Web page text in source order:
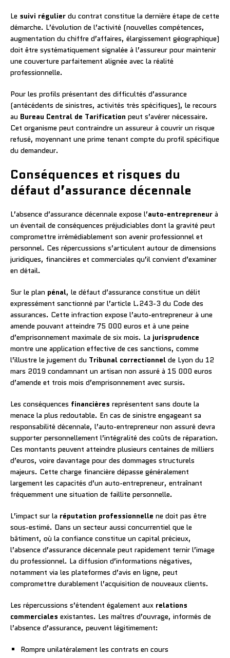
Le suivi régulier du contrat constitue la dernière étape de cette
démarche. L’évolution de l’activité (nouvelles compétences,
augmentation du chiffre d’affaires, élargissement géographique)
doit être systématiquement signalée à l’assureur pour maintenir
une couverture parfaitement alignée avec la réalité
professionnelle.
Pour les profils présentant des difficultés d’assurance
(antécédents de sinistres, activités très spécifiques), le recours
au Bureau Central de Tarification peut s’avérer nécessaire.
Cet organisme peut contraindre un assureur à couvrir un risque
refusé, moyennant une prime tenant compte du profil spécifique
du demandeur.
Conséquences et risques du
défaut d’assurance décennale
L’absence d’assurance décennale expose l’auto-entrepreneur à
un éventail de conséquences préjudiciables dont la gravité peut
compromettre irrémédiablement son avenir professionnel et
personnel. Ces répercussions s’articulent autour de dimensions
juridiques, financières et commerciales qu’il convient d’examiner
en détail.
Sur le plan pénal, le défaut d’assurance constitue un délit
expressément sanctionné par l’article L.243-3 du Code des
assurances. Cette infraction expose l’auto-entrepreneur à une
amende pouvant atteindre 75 000 euros et à une peine
d’emprisonnement maximale de six mois. La jurisprudence
montre une application effective de ces sanctions, comme
l’illustre le jugement du Tribunal correctionnel de Lyon du 12
mars 2019 condamnant un artisan non assuré à 15 000 euros
d’amende et trois mois d’emprisonnement avec sursis.
Les conséquences financières représentent sans doute la
menace la plus redoutable. En cas de sinistre engageant sa
responsabilité décennale, l’auto-entrepreneur non assuré devra
supporter personnellement l’intégralité des coûts de réparation.
Ces montants peuvent atteindre plusieurs centaines de milliers
d’euros, voire davantage pour des dommages structurels
majeurs. Cette charge financière dépasse généralement
largement les capacités d’un auto-entrepreneur, entraînant
fréquemment une situation de faillite personnelle.
L’impact sur la réputation professionnelle ne doit pas être
sous-estimé. Dans un secteur aussi concurrentiel que le
bâtiment, où la confiance constitue un capital précieux,
l’absence d’assurance décennale peut rapidement ternir l’image
du professionnel. La diffusion d’informations négatives,
notamment via les plateformes d’avis en ligne, peut
compromettre durablement l’acquisition de nouveaux clients.
Les répercussions s’étendent également aux relations
commerciales existantes. Les maîtres d’ouvrage, informés de
l’absence d’assurance, peuvent légitimement:
Rompre unilatéralement les contrats en cours